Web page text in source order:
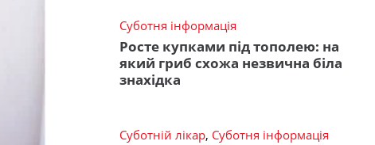
Суботня інформація
Росте купками під тополею: на
який гриб схожа незвична біла
знахідка
Суботній лікар, Суботня інформація